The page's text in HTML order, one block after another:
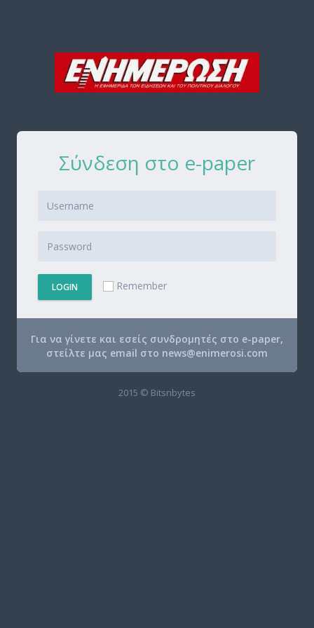
Σύνδεση στο e-paper
LOGIN Remember
Για να γίνετε και εσείς συνδρομητές στο e-paper,
στείλτε μας email στο news@enimerosi.com
2015 © Bitsnbytes